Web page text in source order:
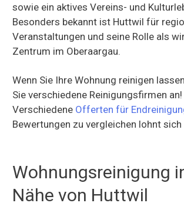
sowie ein aktives Vereins- und
Besonders bekannt ist Huttwil für
Veranstaltungen und seine Rolle als
Zentrum im Oberaargau.
Wenn Sie Ihre Wohnung reinigen
Sie verschiedene Reinigungsfirmen an!
Verschiedene Offerten für
Bewertungen zu vergleichen lohnt
Wohnungsreinigung
Nähe von Huttwil